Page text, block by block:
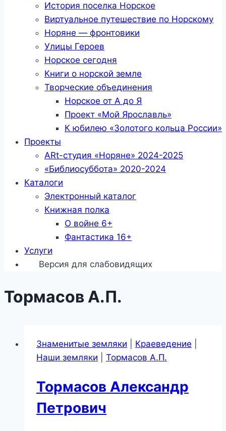
История поселка Норское
Виртуальное путешествие по Норскому
Норяне — фронтовики
Улицы Героев
Норское сегодня
Книги о норской земле
Творческие объединения
Норское от А до Я
Проект «Мой Ярославль»
К юбилею «Золотого кольца России»
Проекты
ARt-студия «Норяне» 2024-2025
«Библиосуббота» 2020-2024
Каталоги
Электронный каталог
Книжная полка
О войне 6+
Фантастика 16+
Услуги
Версия для слабовидящих
Тормасов А.П.
Знаменитые земляки Краеведение
Наши земляки
Тормасов А.П.
Тормасов Александр
Петрович